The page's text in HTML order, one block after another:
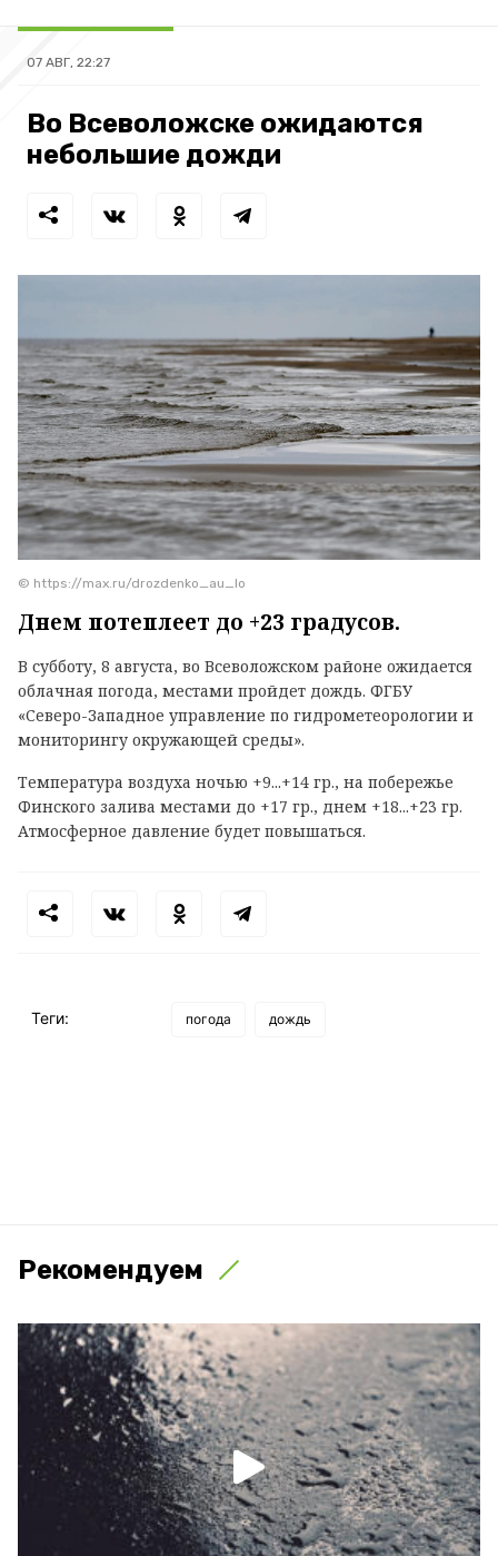
07 АВГ, 22:27
Во Всеволожске ожидаются
небольшие дожди
© https://max.ru/drozdenko_au_lo
Днем потеплеет до +23 градусов.
В субботу, 8 августа, во Всеволожском районе ожидается
облачная погода, местами пройдет дождь. ФГБУ
«Северо-Западное управление по гидрометеорологии и
мониторингу окружающей среды».
Температура воздуха ночью +9...+14 гр., на побережье
Финского залива местами до +17 гр., днем +18...+23 гр.
Атмосферное давление будет повышаться.
Теги: погода дождь
Рекомендуем